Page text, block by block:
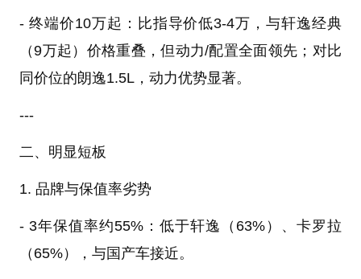
- 终端价10万起：比指导价低3-4万，与轩逸经典
（9万起）价格重叠，但动力/配置全面领先；对比
同价位的朗逸1.5L，动力优势显著。
---
二、明显短板
1. 品牌与保值率劣势
- 3年保值率约55%：低于轩逸（63%）、卡罗拉
（65%），与国产车接近。